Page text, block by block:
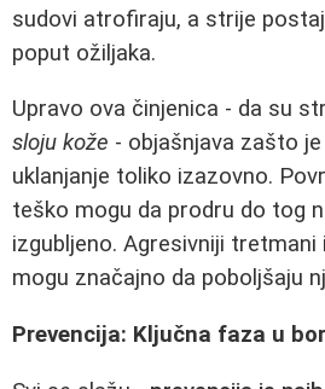
sudovi atrofiraju, a strije
poput ožiljaka.
Upravo ova činjenica - da su
sloju kože - objašnjava zašto
uklanjanje toliko izazovno.
teško mogu da prodru do tog
izgubljeno. Agresivniji
mogu značajno da poboljšaju
Prevencija: Ključna faza u